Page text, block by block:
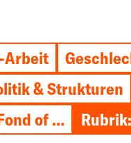
Arbeit
& Strukturen
of …